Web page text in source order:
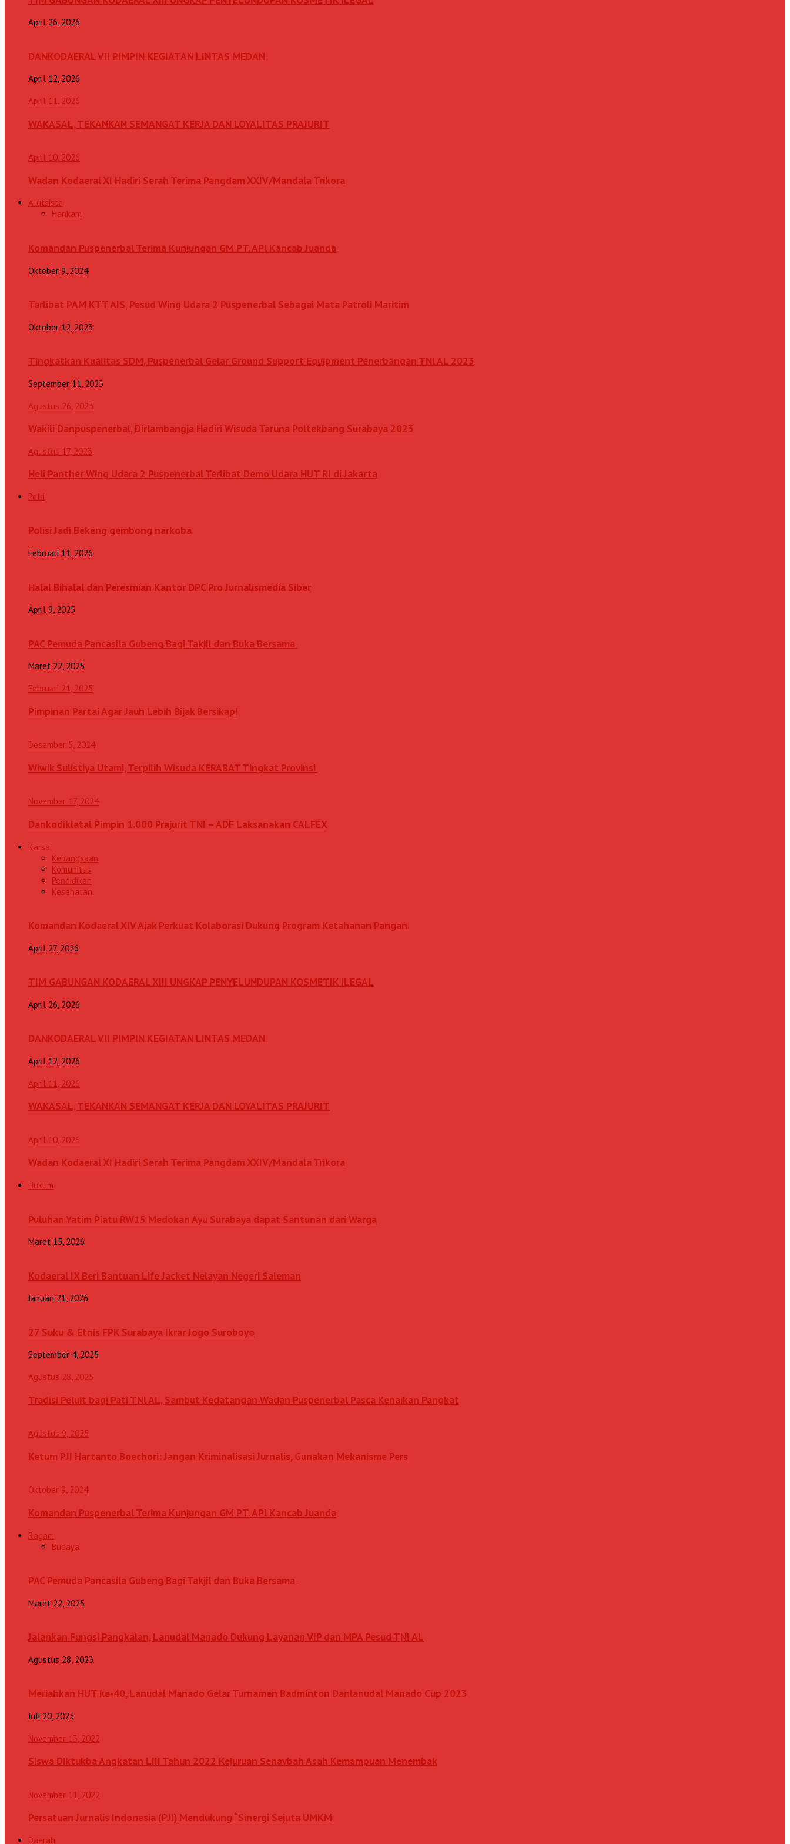
April 26, 2026
DANKODAERAL VII PIMPIN KEGIATAN LINTAS MEDAN
April 12, 2026
April 11, 2026
WAKASAL, TEKANKAN SEMANGAT KERJA DAN LOYALITAS PRAJURIT
April 10, 2026
Wadan Kodaeral XI Hadiri Serah Terima Pangdam XXIV/Mandala Trikora
Alutsista
Hankam
Komandan Puspenerbal Terima Kunjungan GM PT. APl Kancab Juanda
Oktober 9, 2024
Terlibat PAM KTT AIS, Pesud Wing Udara 2 Puspenerbal Sebagai Mata Patroli Maritim
Oktober 12, 2023
Tingkatkan Kualitas SDM, Puspenerbal Gelar Ground Support Equipment Penerbangan TNl AL 2023
September 11, 2023
Agustus 26, 2023
Wakili Danpuspenerbal, Dirlambangja Hadiri Wisuda Taruna Poltekbang Surabaya 2023
Agustus 17, 2023
Heli Panther Wing Udara 2 Puspenerbal Terlibat Demo Udara HUT RI di Jakarta
Polri
Polisi Jadi Bekeng gembong narkoba
Februari 11, 2026
Halal Bihalal dan Peresmian Kantor DPC Pro Jurnalismedia Siber
April 9, 2025
PAC Pemuda Pancasila Gubeng Bagi Takjil dan Buka Bersama
Maret 22, 2025
Februari 21, 2025
Pimpinan Partai Agar Jauh Lebih Bijak Bersikap!
Desember 5, 2024
Wiwik Sulistiya Utami, Terpilih Wisuda KERABAT Tingkat Provinsi
November 17, 2024
Dankodiklatal Pimpin 1.000 Prajurit TNI – ADF Laksanakan CALFEX
Karsa
Kebangsaan
Komunitas
Pendidikan
Kesehatan
Komandan Kodaeral XIV Ajak Perkuat Kolaborasi Dukung Program Ketahanan Pangan
April 27, 2026
TIM GABUNGAN KODAERAL XIII UNGKAP PENYELUNDUPAN KOSMETIK ILEGAL
April 26, 2026
DANKODAERAL VII PIMPIN KEGIATAN LINTAS MEDAN
April 12, 2026
April 11, 2026
WAKASAL, TEKANKAN SEMANGAT KERJA DAN LOYALITAS PRAJURIT
April 10, 2026
Wadan Kodaeral XI Hadiri Serah Terima Pangdam XXIV/Mandala Trikora
Hukum
Puluhan Yatim Piatu RW15 Medokan Ayu Surabaya dapat Santunan dari Warga
Maret 15, 2026
Kodaeral IX Beri Bantuan Life Jacket Nelayan Negeri Saleman
Januari 21, 2026
27 Suku & Etnis FPK Surabaya Ikrar Jogo Suroboyo
September 4, 2025
Agustus 28, 2025
Tradisi Peluit bagi Pati TNl AL, Sambut Kedatangan Wadan Puspenerbal Pasca Kenaikan Pangkat
Agustus 9, 2025
Ketum PJI Hartanto Boechori: Jangan Kriminalisasi Jurnalis, Gunakan Mekanisme Pers
Oktober 9, 2024
Komandan Puspenerbal Terima Kunjungan GM PT. APl Kancab Juanda
Ragam
Budaya
PAC Pemuda Pancasila Gubeng Bagi Takjil dan Buka Bersama
Maret 22, 2025
Jalankan Fungsi Pangkalan, Lanudal Manado Dukung Layanan VIP dan MPA Pesud TNI AL
Agustus 28, 2023
Meriahkan HUT ke-40, Lanudal Manado Gelar Turnamen Badminton Danlanudal Manado Cup 2023
Juli 20, 2023
November 13, 2022
Siswa Diktukba Angkatan LIII Tahun 2022 Kejuruan Senavbah Asah Kemampuan Menembak
November 11, 2022
Persatuan Jurnalis Indonesia (PJI) Mendukung “Sinergi Sejuta UMKM
Daerah